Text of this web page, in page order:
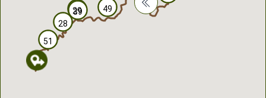
51
28
29
39 49
51
28
29
39 49